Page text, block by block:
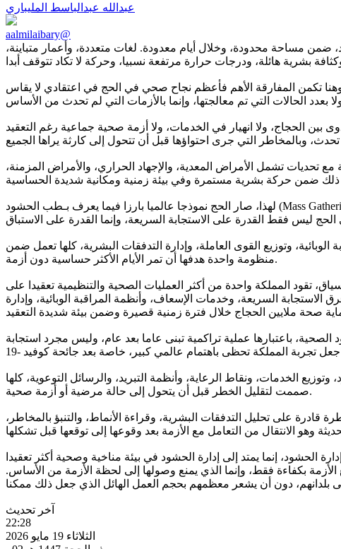
عبدالله عبدالباسط المليباري
aalmilaibary@
مساحة محدودة، وخلال أيام معدودة. لغات متعددة، وأعمار متباينة،
تكمن المفارقة الأهم فأعظم نجاح صحي في الحج في اعتقادي لا يقاس
بين الحجاج، ولا انهيار في الخدمات، ولا أزمة صحية جماعية رغم التعقيد
تحديات تشمل الأمراض المعدية، والإجهاد الحراري، والأمراض المزمنة،
لهذا، صار الحج نموذجا عالميا بارزا فيما يعرف بـطب الحشود (Mass Gathering Medicine)، وهو تخصص صحي تطور بشكل متسارع خلال السنوات الأخيرة، وأصبحت تجربة المملكة فيه مرجعا مهما على المستوى
وتوزيع القوى العاملة، وإدارة التدفقات البشرية، كلها تعمل ضمن
منظومة واحدة هدفها أن تمر الأيام الأكثر حساسية دون أزمة.
تقود المملكة واحدة من أكثر العمليات الصحية والتنظيمية تعقيدا على
السريعة، وخدمات الإسعاف، وأنظمة المراقبة الوبائية، وإدارة
باعتبارها عملية تراكمية تبنى عاما بعد عام، وليس مجرد استجابة
الخدمات، ونقاط الرعاية، وأنظمة التبريد، والرسائل التوعوية، كلها
صممت لتقليل الخطر قبل أن يتحول إلى حالة مرضية أو أزمة صحية.
على تحليل التدفقات البشرية، وقراءة الأنماط، والتنبؤ بالمخاطر،
إنما يمتد إلى إدارة الحشود في بيئة مناخية وصحية أكثر تعقيدا
بكفاءة فقط، وإنما الذي يمنع وصولها إلى لحظة الأزمة من الأساس.
آخر تحديث
22:28
الثلاثاء 19 مايو 2026